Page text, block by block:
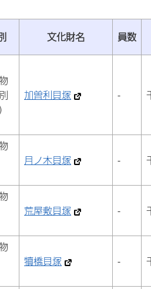
文化財名 員数
加曽利貝塚 -
月ノ木貝塚 -
荒屋敷貝塚 -
犢橋貝塚 -